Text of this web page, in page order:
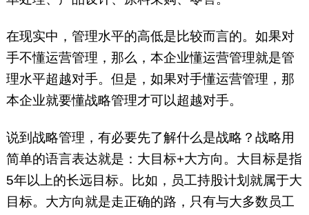
在现实中，管理水平的高低是比较而言的。如果对
手不懂运营管理，那么，本企业懂运营管理就是管
理水平超越对手。但是，如果对手懂运营管理，那
本企业就要懂战略管理才可以超越对手。
说到战略管理，有必要先了解什么是战略？战略用
简单的语言表达就是：大目标+大方向。大目标是指
5年以上的长远目标。比如，员工持股计划就属于大
目标。大方向就是走正确的路，只有与大多数员工